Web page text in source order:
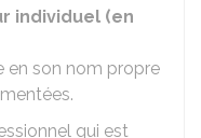
individuel (en
en son nom propre
qui est